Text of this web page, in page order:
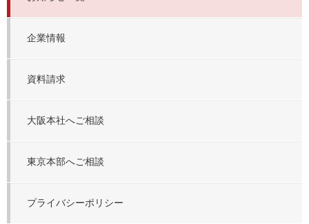
企業情報
資料請求
大阪本社へご相談
東京本部へご相談
プライバシーポリシー